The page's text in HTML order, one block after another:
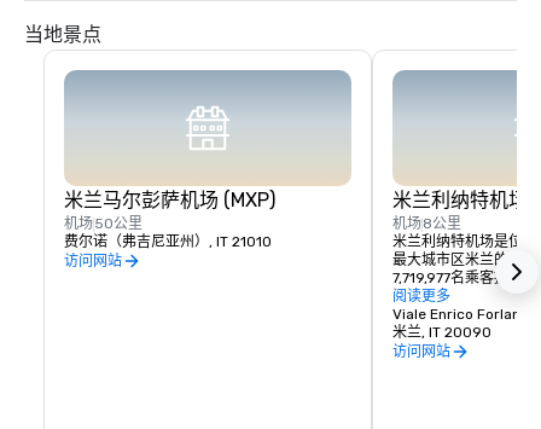
当地景点
米兰马尔彭萨机场 (MXP)
机场50公里
费尔诺（弗吉尼亚州）, IT 21010
访问网站
米兰利纳特机场
机场8公里
米兰利纳特机场是位
最大城市区米兰的地
7,719,977名乘客提供
101,956架飞机，使其
场之一。
阅读更多
Viale Enrico Forlanini
米兰, IT 20090
访问网站